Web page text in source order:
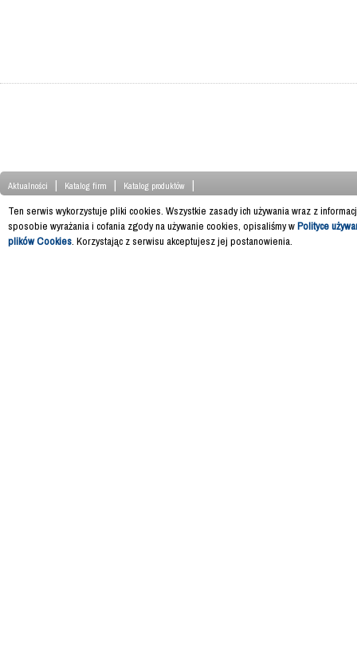
Aktualności | Katalog firm | Katalog produktów
|
Ten serwis wykorzystuje pliki cookies. Wszystkie zasady ich używania wraz z
sposobie wyrażania i cofania zgody na używanie cookies, opisaliśmy wPolityce
plików Cookies. Korzystając z serwisu akceptujesz jej postanowienia.